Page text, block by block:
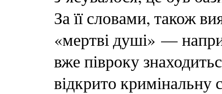
За її словами, також
«мертві душі» —
вже півроку
відкрито кримінальну